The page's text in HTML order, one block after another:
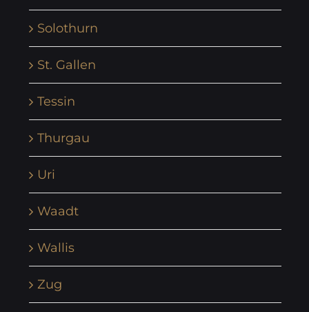
Solothurn
St. Gallen
Tessin
Thurgau
Uri
Waadt
Wallis
Zug